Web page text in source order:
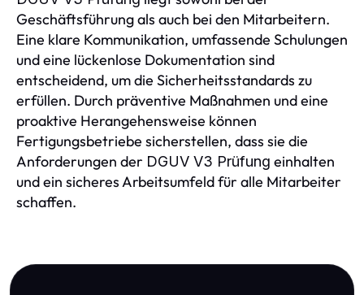
Geschäftsführung als auch bei den Mitarbeitern.
Eine klare Kommunikation, umfassende Schulungen
und eine lückenlose Dokumentation sind
entscheidend, um die Sicherheitsstandards zu
erfüllen. Durch präventive Maßnahmen und eine
proaktive Herangehensweise können
Fertigungsbetriebe sicherstellen, dass sie die
Anforderungen der DGUV V3 Prüfung einhalten
und ein sicheres Arbeitsumfeld für alle Mitarbeiter
schaffen.